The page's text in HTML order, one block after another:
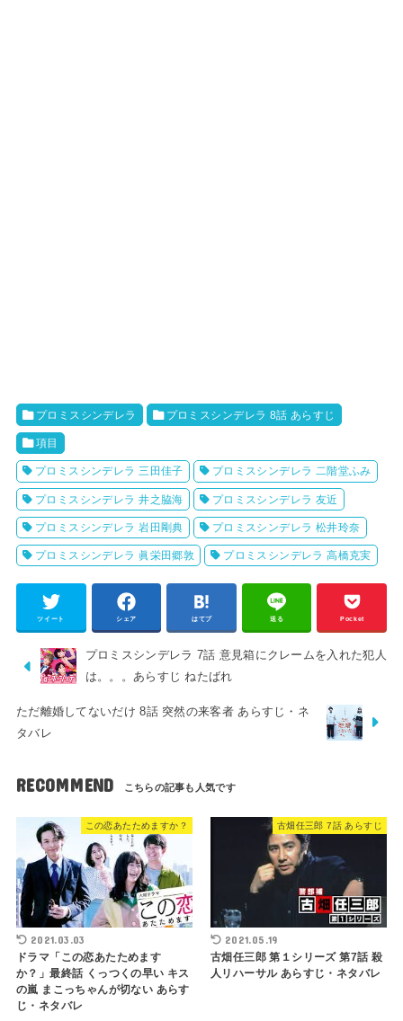
プロミスシンデレラ プロミスシンデレラ 8話 あらすじ
項目
プロミスシンデレラ 三田佳子 プロミスシンデレラ 二階堂ふみ
プロミスシンデレラ 井之脇海 プロミスシンデレラ 友近
プロミスシンデレラ 岩田剛典 プロミスシンデレラ 松井玲奈
プロミスシンデレラ 眞栄田郷敦 プロミスシンデレラ 高橋克実
ツイート シェア はてブ 送る Pocket
プロミスシンデレラ 7話 意見箱にクレームを入れた犯人
は。。。あらすじ ねたばれ
ただ離婚してないだけ 8話 突然の来客者 あらすじ・ネ
タバレ
RECOMMEND
この恋あたためますか？
2021.03.03
ドラマ「この恋あたためます
か？」最終話 くっつくの早い キス
の嵐 まこっちゃんが切ない あらす
じ・ネタバレ
古畑任三郎 7話 あらすじ
2021.05.19
古畑任三郎 第１シリーズ 第7話 殺
人リハーサル あらすじ・ネタバレ